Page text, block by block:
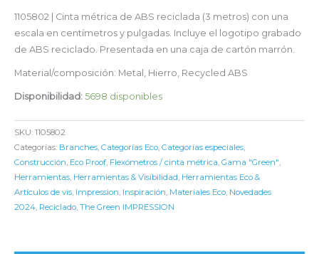
1105802 | Cinta métrica de ABS reciclada (3 metros) con una
escala en centímetros y pulgadas. Incluye el logotipo grabado
de ABS reciclado. Presentada en una caja de cartón marrón.
Material/composición: Metal, Hierro, Recycled ABS
Disponibilidad: 5698 disponibles
SKU: 1105802
Categorías: Branches, Categorías Eco, Categorías especiales,
Construcción, Eco Proof, Flexómetros / cinta métrica, Gama "Green",
Herramientas, Herramientas & Visibilidad, Herramientas Eco &
Artículos de vis, Impression, Inspiración, Materiales Eco, Novedades
2024, Reciclado, The Green IMPRESSION